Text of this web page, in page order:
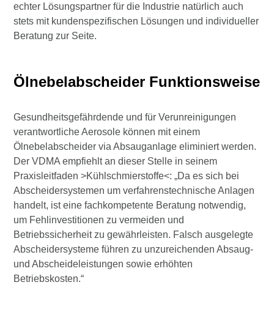
echter Lösungspartner für die Industrie natürlich auch
stets mit kundenspezifischen Lösungen und individueller
Beratung zur Seite.
Ölnebelabscheider Funktionsweise
Gesundheitsgefährdende und für Verunreinigungen
verantwortliche Aerosole können mit einem
Ölnebelabscheider via Absauganlage eliminiert werden.
Der VDMA empfiehlt an dieser Stelle in seinem
Praxisleitfaden >Kühlschmierstoffe<: „Da es sich bei
Abscheidersystemen um verfahrenstechnische Anlagen
handelt, ist eine fachkompetente Beratung notwendig,
um Fehlinvestitionen zu vermeiden und
Betriebssicherheit zu gewährleisten. Falsch ausgelegte
Abscheidersysteme führen zu unzureichenden Absaug-
und Abscheideleistungen sowie erhöhten
Betriebskosten.“